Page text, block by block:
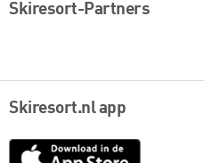
Skiresort-Partners
Skiresort.nl app
App